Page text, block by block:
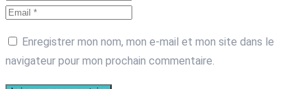
Enregistrer mon nom, mon e-mail et mon site dans le
navigateur pour mon prochain commentaire.